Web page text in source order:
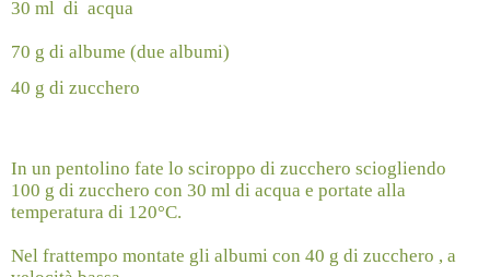
30 ml di acqua
70 g di albume (due albumi)
40 g di zucchero
In un pentolino fate lo sciroppo di zucchero sciogliendo
100 g di zucchero con 30 ml di acqua e portate alla
temperatura di 120°C.
Nel frattempo montate gli albumi con 40 g di zucchero , a